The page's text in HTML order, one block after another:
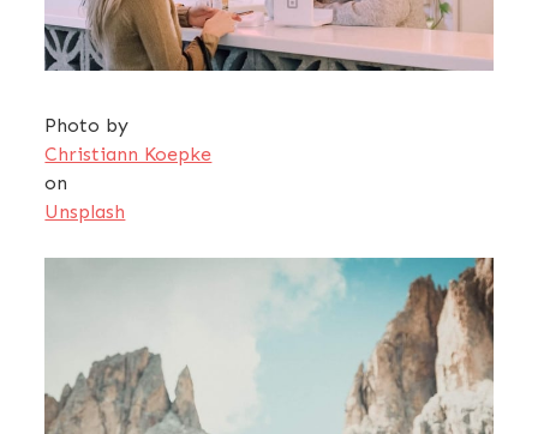
Photo by
Christiann Koepke
on
Unsplash